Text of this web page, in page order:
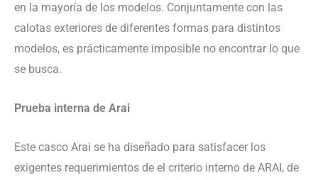
en la mayoría de los modelos. Conjuntamente con las
calotas exteriores de diferentes formas para distintos
modelos, es prácticamente imposible no encontrar lo que
se busca.
Prueba interna de Arai
Este casco Arai se ha diseñado para satisfacer los
exigentes requerimientos de el criterio interno de ARAI, de